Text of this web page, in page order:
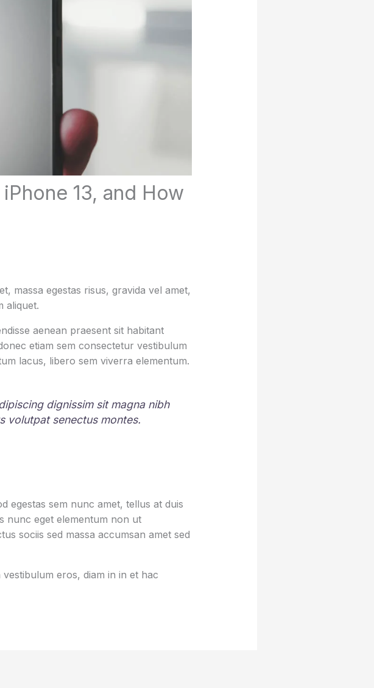
13, and How
massa egestas risus, gravida vel amet,
aliquet.
aenean praesent sit habitant
etiam sem consectetur vestibulum
lacus, libero sem viverra elementum.
dignissim sit magna nibh
volutpat senectus montes.
egestas sem nunc amet, tellus at duis
nunc eget elementum non ut
sociis sed massa accumsan amet sed
eros, diam in in et hac